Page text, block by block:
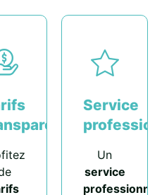
Service
Un
service
professionnel